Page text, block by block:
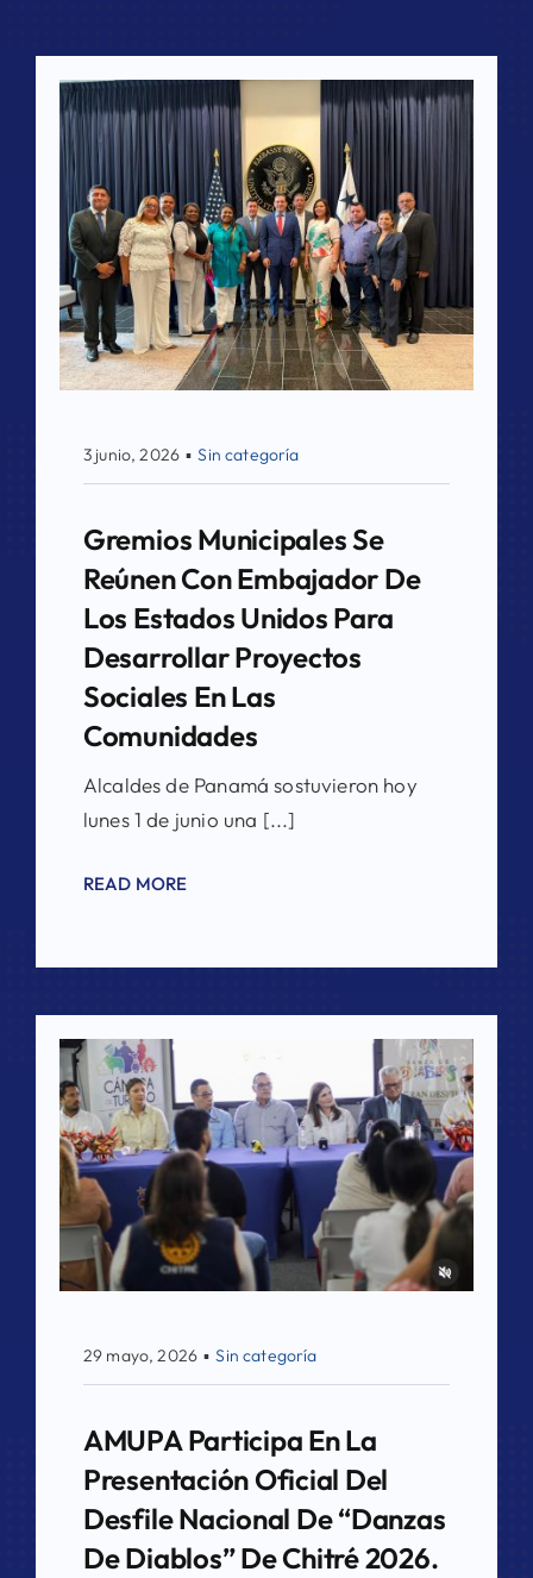
Biblioteca
Últimas Noticias
Aplicaciones
3 junio, 2026 ▪ Sin categoría
Gremios Municipales Se
Reúnen Con Embajador De
Los Estados Unidos Para
Desarrollar Proyectos
Sociales En Las
Comunidades
Alcaldes de Panamá sostuvieron hoy
lunes 1 de junio una [...]
READ MORE
29 mayo, 2026 ▪ Sin categoría
AMUPA Participa En La
Presentación Oficial Del
Desfile Nacional De “Danzas
De Diablos” De Chitré 2026.